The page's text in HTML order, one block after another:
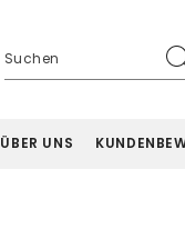
ÜBER UNS